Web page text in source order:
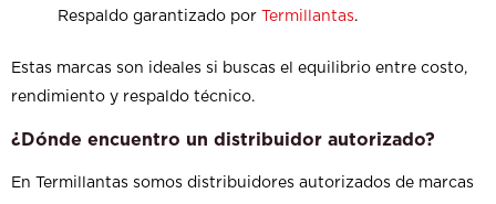
Respaldo garantizado por Termillantas.
Estas marcas son ideales si buscas el equilibrio entre costo,
rendimiento y respaldo técnico.
¿Dónde encuentro un distribuidor autorizado?
En Termillantas somos distribuidores autorizados de marcas